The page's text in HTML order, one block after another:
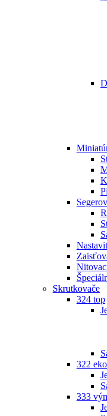
Skrutkovače
324 top
322
333